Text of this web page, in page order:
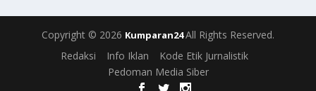
Copyright © 2026 Kumparan24All Rights Reserved.
Redaksi
Info Iklan
Kode Etik Jurnalistik
Pedoman Media Siber